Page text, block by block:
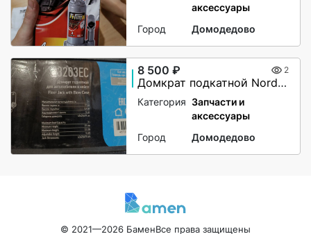
аксессуары
Город
Домодедово
8 500 ₽ 2
Домкрат подкатной Nordberg N3203EC, 3 тонны
Категория Запчасти и
аксессуары
Город
Домодедово
© 2021—2026 БаменВсе права защищены